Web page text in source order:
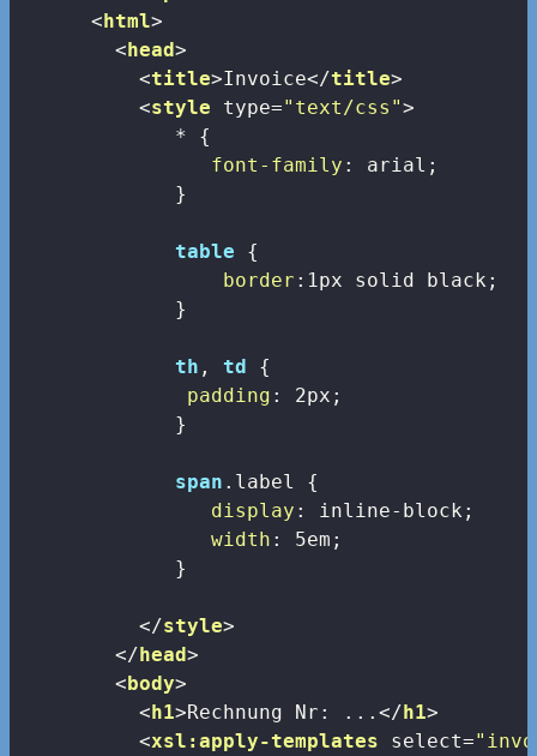
<html>
<head>
<title>Invoice</title>
<style type="text/css">
             * {
font-family : arial;
             }
table {
border : 1px solid black;
             }
th , td {
padding : 2px ;
             }
span .label
{
display : inline-block;
width : 5em ;
             }
</style>
</head>
<body>
<h1>Rechnung Nr: ...</h1>
<xsl:apply-templates select=